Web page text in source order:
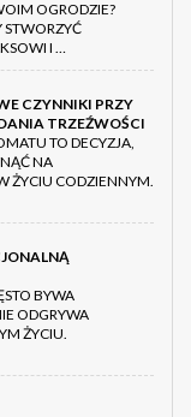
OGRODZIE?
STWORZYĆ
I …
CZYNNIKI PRZY
TRZEŹWOŚCI
TO DECYZJA,
NA
ŻYCIU CODZIENNYM.
BYWA
ODGRYWA
ŻYCIU.